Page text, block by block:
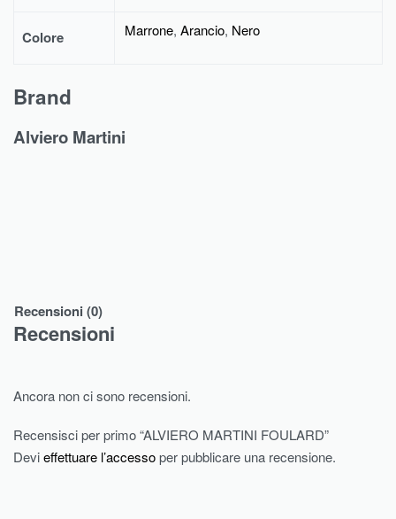
Colore Marrone,Arancio, Nero
Brand
Alviero Martini
Recensioni (0)
Recensioni
Ancora non ci sono recensioni.
Recensisci per primo “ALVIERO MARTINI FOULARD”
Devieffettuare l’accessoper pubblicare una recensione.